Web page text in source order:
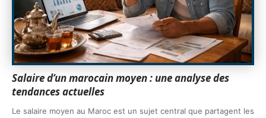
Salaire d’un marocain moyen : une analyse des
tendances actuelles
Le salaire moyen au Maroc est un sujet central que partagent les